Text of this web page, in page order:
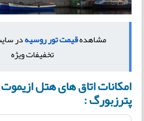
مشاهدهقیمت تور روسیه
تخفیفات ویژه
امکانات اتاق های هتل
پترزبورگ :